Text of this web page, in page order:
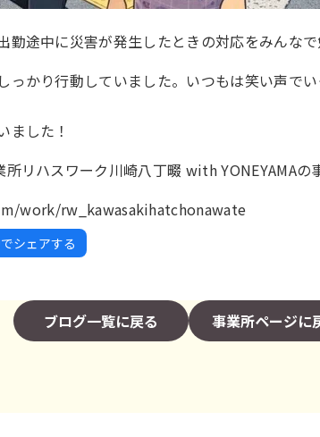
勤途中に災害が発生したときの対応をみんなで
っかり行動していました。いつもは笑い声で
ました！
リハスワーク川崎八丁畷 with YONEYAMAの
work/rw_kawasakihatchonawate
でシェアする
ブログ一覧に戻る 事業所ページに